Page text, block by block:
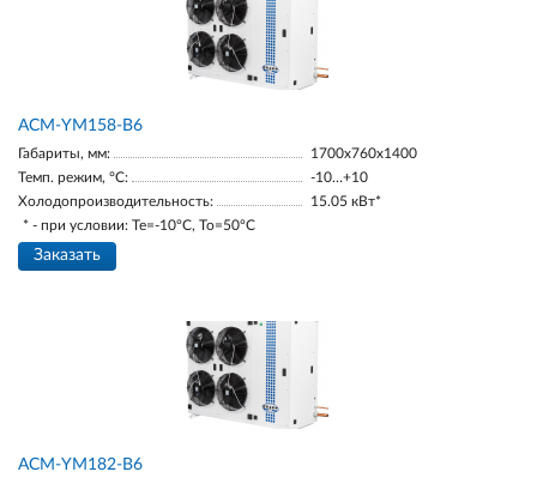
АСМ-YM158-В6
Габариты, мм:
1700х760х1400
Темп. режим, °С:
-10…+10
Холодопроизводительность:
15.05 кВт*
* - при условии: Te=-10ºC, To=50ºC
Заказать
АСМ-YM182-В6